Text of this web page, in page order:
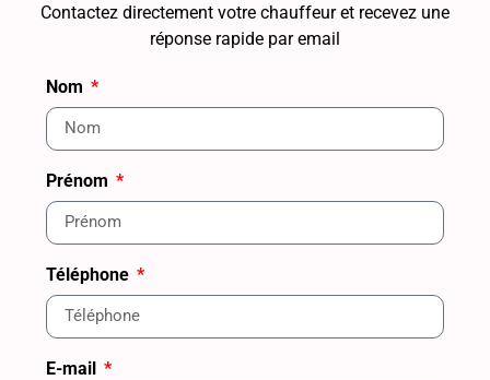
Contactez directement votre chauffeur et recevez une
réponse rapide par email
Nom
Prénom
Téléphone
E-mail